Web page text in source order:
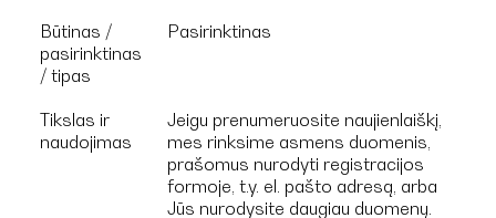
Būtinas /
pasirinktinas
/ tipas
Tikslas ir
naudojimas
Jeigu prenumeruosite naujienlaiškį,
mes rinksime asmens duomenis,
prašomus nurodyti registracijos
formoje, t.y. el. pašto adresą, arba
Jūs nurodysite daugiau duomenų.
Pasirinktinas